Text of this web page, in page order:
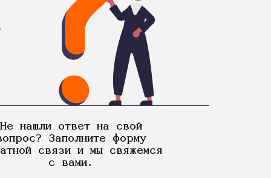
Не нашли ответ на свой
Заполните форму
связи и мы свяжемся
с вами.